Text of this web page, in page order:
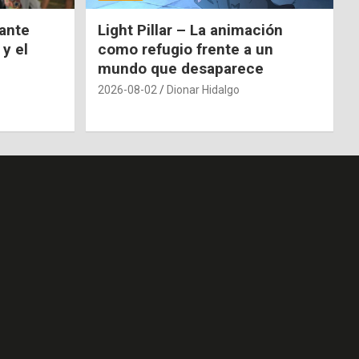
el
Light Pillar – La animación
como refugio frente a un
mundo que desaparece
2026-08-02 Dionar Hidalgo